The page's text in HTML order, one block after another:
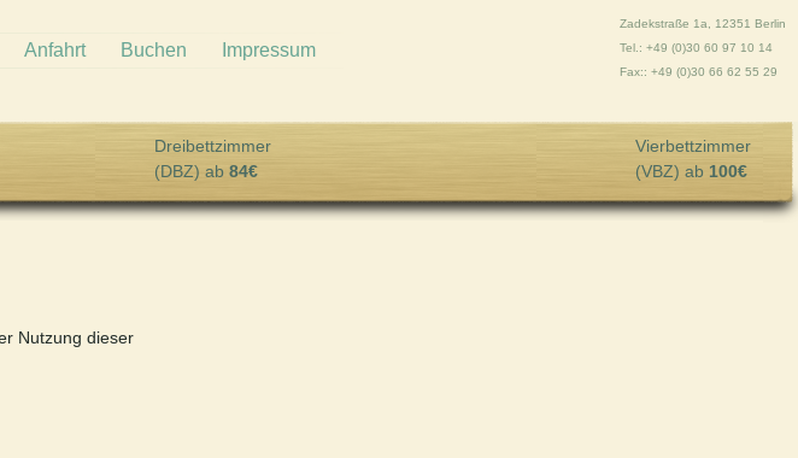
Anfahrt Buchen Impressum
Zadekstraße 1a, 12351 Berlin
Tel.: +49 (0)30 60 97 10 14
Fax:: +49 (0)30 66 62 55 29
Dreibettzimmer
(DBZ) ab 84€
Vierbettzimmer
(VBZ) ab 100€
Nutzung dieser